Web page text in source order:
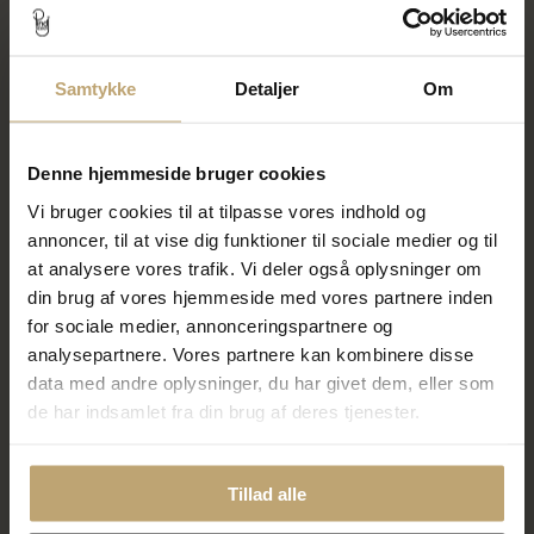
Samtykke Detaljer Om
Denne hjemmeside bruger cookies
Vi bruger cookies til at tilpasse vores indhold og
annoncer, til at vise dig funktioner til sociale medier og til
at analysere vores trafik. Vi deler også oplysninger om
din brug af vores hjemmeside med vores partnere inden
for sociale medier, annonceringspartnere og
analysepartnere. Vores partnere kan kombinere disse
data med andre oplysninger, du har givet dem, eller som
de har indsamlet fra din brug af deres tjenester.
Tillad alle
ENAMEL Copenhagen
120,00 kr
ENAMEL Copenhagen
360,00 kr
armbånd sølv (15,5 + 2cm)
440,00 kr
SALE
Organic Heart armbånd sølv
(15+3cm)
360,00 kr